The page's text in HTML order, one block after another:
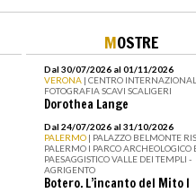
MOSTRE
Dal 30/07/2026 al 01/11/2026
VERONA | CENTRO
FOTOGRAFIA SCAVI SCALIGERI
Dorothea Lange
Dal 24/07/2026 al 31/10/2026
PALERMO | PALAZZO BELMONTE
PALERMO I PARCO ARCHEOLOGICO
PAESAGGISTICO VALLE DEI TEMPLI -
AGRIGENTO
Botero. L’incanto del Mito I